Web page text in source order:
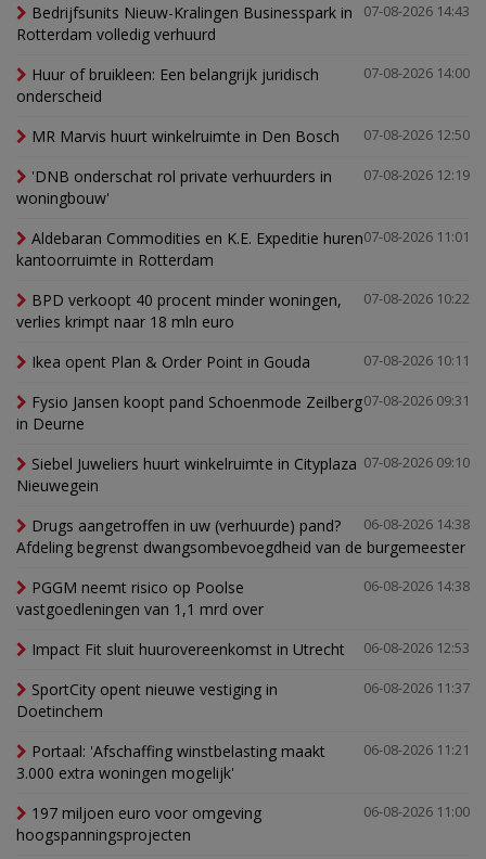
07-08-2026 14:43
Bedrijfsunits Nieuw-Kralingen Businesspark in
Rotterdam volledig verhuurd
07-08-2026 14:00
Huur of bruikleen: Een belangrijk juridisch
onderscheid
07-08-2026 12:50
MR Marvis huurt winkelruimte in Den Bosch
07-08-2026 12:19
'DNB onderschat rol private verhuurders in
woningbouw'
07-08-2026 11:01
Aldebaran Commodities en K.E. Expeditie huren
kantoorruimte in Rotterdam
07-08-2026 10:22
BPD verkoopt 40 procent minder woningen,
verlies krimpt naar 18 mln euro
07-08-2026 10:11
Ikea opent Plan & Order Point in Gouda
07-08-2026 09:31
Fysio Jansen koopt pand Schoenmode Zeilberg
in Deurne
07-08-2026 09:10
Siebel Juweliers huurt winkelruimte in Cityplaza
Nieuwegein
06-08-2026 14:38
Drugs aangetroffen in uw (verhuurde) pand?
Afdeling begrenst dwangsombevoegdheid van de burgemeester
06-08-2026 14:38
PGGM neemt risico op Poolse
vastgoedleningen van 1,1 mrd over
06-08-2026 12:53
Impact Fit sluit huurovereenkomst in Utrecht
06-08-2026 11:37
SportCity opent nieuwe vestiging in
Doetinchem
06-08-2026 11:21
Portaal: 'Afschaffing winstbelasting maakt
3.000 extra woningen mogelijk'
06-08-2026 11:00
197 miljoen euro voor omgeving
hoogspanningsprojecten